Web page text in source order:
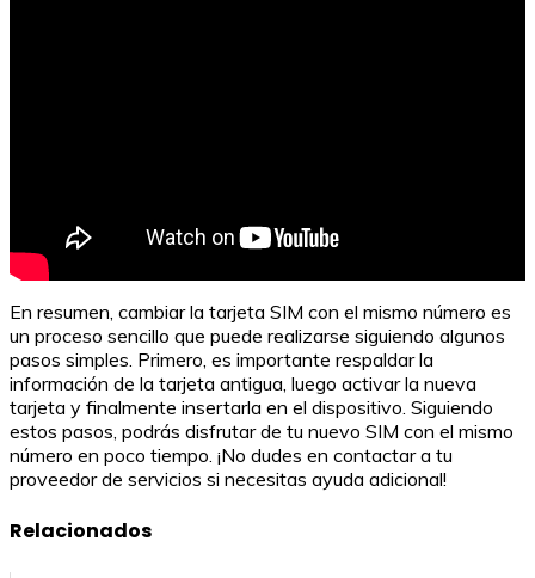
En resumen, cambiar la tarjeta SIM con el mismo número es
un proceso sencillo que puede realizarse siguiendo algunos
pasos simples. Primero, es importante respaldar la
información de la tarjeta antigua, luego activar la nueva
tarjeta y finalmente insertarla en el dispositivo. Siguiendo
estos pasos, podrás disfrutar de tu nuevo SIM con el mismo
número en poco tiempo. ¡No dudes en contactar a tu
proveedor de servicios si necesitas ayuda adicional!
Relacionados